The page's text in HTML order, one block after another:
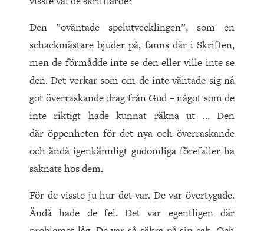
Den ”oväntade spelutvecklingen”, som en
schackmästare bjuder på, fanns där i Skriften,
men de förmådde inte se den eller ville inte se
den. Det verkar som om de inte väntade sig nå
got överraskande drag från Gud – något som de
inte riktigt hade kunnat räkna ut … Den
där öppenheten för det nya och överraskande
och ändå igenkännligt gudomliga förefaller ha
saknats hos dem.
För de visste ju hur det var. De var övertygade.
Ändå hade de fel. Det var egentligen där